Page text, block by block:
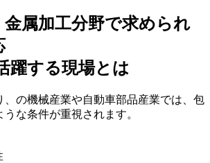
金属加工分野で求められ
躍する現場とは
、の機械産業や自動車部品産業では、包
な条件が重視されます。